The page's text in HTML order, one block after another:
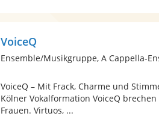
VoiceQ
Ensemble/Musikgruppe, A Cappella-
VoiceQ – Mit Frack, Charme und
Kölner Vokalformation VoiceQ
Frauen. Virtuos, ...